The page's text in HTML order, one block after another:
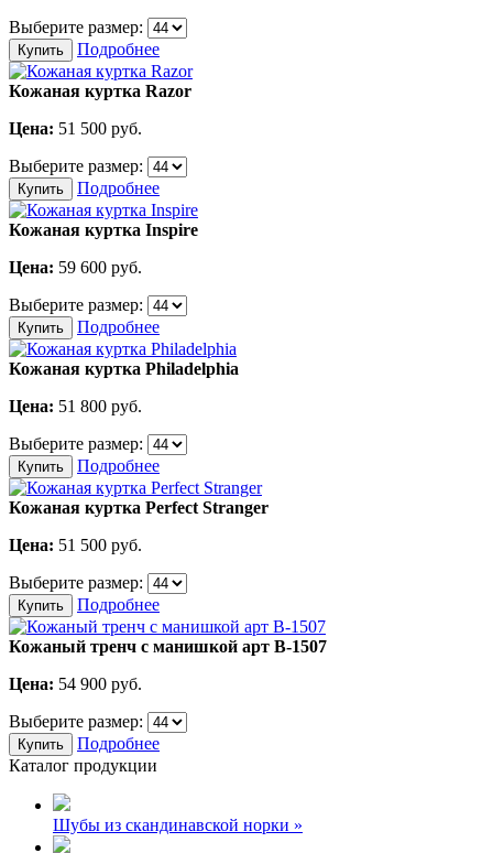
Выберите размер:
Купить Подробнее
Кожаная куртка Razor
Цена: 51 500 руб.
Выберите размер:
Купить Подробнее
Кожаная куртка Inspire
Цена: 59 600 руб.
Выберите размер:
Купить Подробнее
Кожаная куртка Philadelphia
Цена: 51 800 руб.
Выберите размер:
Купить Подробнее
Кожаная куртка Perfect Stranger
Цена: 51 500 руб.
Выберите размер:
Купить Подробнее
Кожаный тренч с манишкой арт В-1507
Цена: 54 900 руб.
Выберите размер:
Купить
Подробнее
Каталог продукции
Шубы из скандинавской норки »